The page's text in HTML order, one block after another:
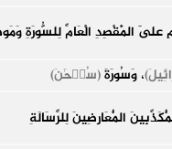
عَلَى الْمَقْصِدِ الْعَامِّ لِلسُّورَةِ
، وَسُورَةَ(سُبۡحَٰنَ)
الْمُعَارِضِينَ لِلرِّسَالَةِ